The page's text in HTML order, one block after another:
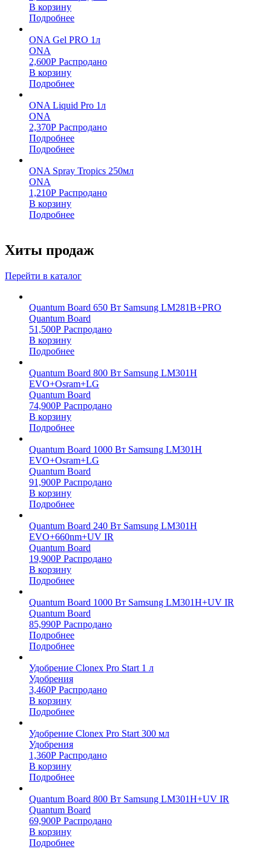
В корзину
Подробнее
ONA Gel PRO 1л
ONA
2,600Р Распродано
В корзину
Подробнее
ONA Liquid Pro 1л
ONA
2,370Р Распродано
Подробнее
Подробнее
ONA Spray Tropics 250мл
ONA
1,210Р Распродано
В корзину
Подробнее
Хиты продаж
Перейти в каталог
Quantum Board 650 Вт Samsung LM281B+PRO
Quantum Board
51,500Р Распродано
В корзину
Подробнее
Quantum Board 800 Вт Samsung LM301H
EVO+Osram+LG
Quantum Board
74,900Р Распродано
В корзину
Подробнее
Quantum Board 1000 Вт Samsung LM301H
EVO+Osram+LG
Quantum Board
91,900Р Распродано
В корзину
Подробнее
Quantum Board 240 Вт Samsung LM301H
EVO+660nm+UV IR
Quantum Board
19,900Р Распродано
В корзину
Подробнее
Quantum Board 1000 Вт Samsung LM301H+UV IR
Quantum Board
85,990Р Распродано
Подробнее
Подробнее
Удобрение Clonex Pro Start 1 л
Удобрения
3,460Р Распродано
В корзину
Подробнее
Удобрение Clonex Pro Start 300 мл
Удобрения
1,360Р Распродано
В корзину
Подробнее
Quantum Board 800 Вт Samsung LM301H+UV IR
Quantum Board
69,900Р Распродано
В корзину
Подробнее